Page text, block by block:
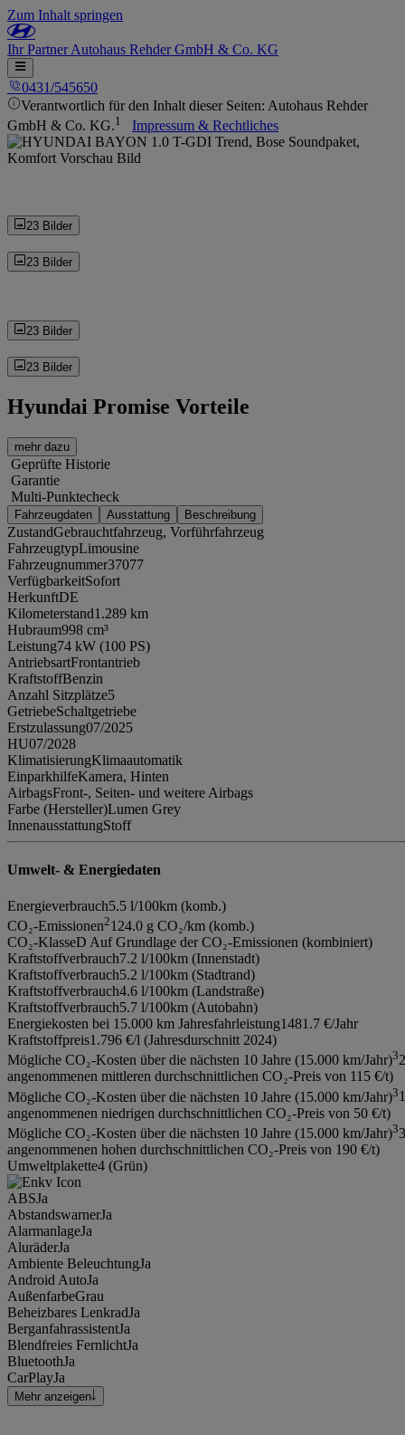
Zum Inhalt springen
IhrPartnerAutohaus Rehder GmbH & Co. KG
0431/545650
Verantwortlich für den Inhalt dieser Seiten: Autohaus Rehder
GmbH & Co. KG.1 Impressum & Rechtliches
23 Bilder
23 Bilder
23 Bilder
23 Bilder
Hyundai Promise Vorteile
mehr dazu
Geprüfte Historie
Garantie
Multi-Punktecheck
Fahrzeugdaten Ausstattung Beschreibung
ZustandGebrauchtfahrzeug, Vorführfahrzeug
FahrzeugtypLimousine
Fahrzeugnummer37077
VerfügbarkeitSofort
HerkunftDE
Kilometerstand1.289 km
Hubraum998 cm³
Leistung74 kW (100 PS)
AntriebsartFrontantrieb
KraftstoffBenzin
Anzahl Sitzplätze5
GetriebeSchaltgetriebe
Erstzulassung07/2025
HU07/2028
KlimatisierungKlimaautomatik
EinparkhilfeKamera, Hinten
AirbagsFront-, Seiten- und weitere Airbags
Farbe (Hersteller)Lumen Grey
InnenausstattungStoff
Umwelt- & Energiedaten
Energieverbrauch5.5 l/100km (komb.)
CO₂-Emissionen2124.0 g CO₂/km (komb.)
CO₂-KlasseD Auf Grundlage der CO₂-Emissionen (kombiniert)
Kraftstoffverbrauch7.2 l/100km (Innenstadt)
Kraftstoffverbrauch5.2 l/100km (Stadtrand)
Kraftstoffverbrauch4.6 l/100km (Landstraße)
Kraftstoffverbrauch5.7 l/100km (Autobahn)
Energiekosten bei 15.000 km Jahresfahrleistung1481.7 €/Jahr
Kraftstoffpreis1.796 €/l (Jahresdurschnitt 2024)
Mögliche CO₂-Kosten über die nächsten 10 Jahre (15.000 km/Jahr)3
angenommenen mittleren durchschnittlichen CO₂-Preis von 115 €/t)
Mögliche CO₂-Kosten über die nächsten 10 Jahre (15.000 km/Jahr)3
angenommenen niedrigen durchschnittlichen CO₂-Preis von 50 €/t)
Mögliche CO₂-Kosten über die nächsten 10 Jahre (15.000 km/Jahr)3
angenommenen hohen durchschnittlichen CO₂-Preis von 190 €/t)
Umweltplakette4 (Grün)
ABSJa
AbstandswarnerJa
AlarmanlageJa
AluräderJa
Ambiente BeleuchtungJa
Android AutoJa
AußenfarbeGrau
Beheizbares LenkradJa
BerganfahrassistentJa
Blendfreies FernlichtJa
BluetoothJa
CarPlayJa
Mehr anzeigen